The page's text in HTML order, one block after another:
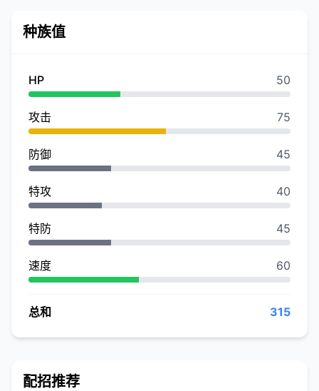
种族值
HP 50
攻击 75
防御 45
特攻 40
特防 45
速度 60
总和 315
配招推荐